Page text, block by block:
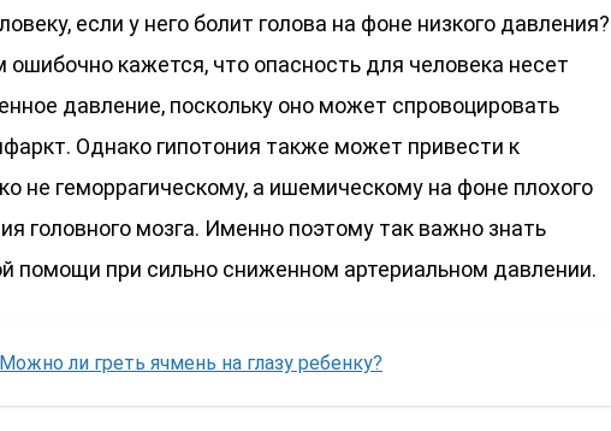
если у него болит голова на фоне низкого давления?
кажется, что опасность для человека несет
давление, поскольку оно может спровоцировать
Однако гипотония также может привести к
не геморрагическому, а ишемическому на фоне плохого
головного мозга. Именно поэтому так важно знать
помощи при сильно сниженном артериальном давлении.
Можно ли греть ячмень на глазу ребенку?